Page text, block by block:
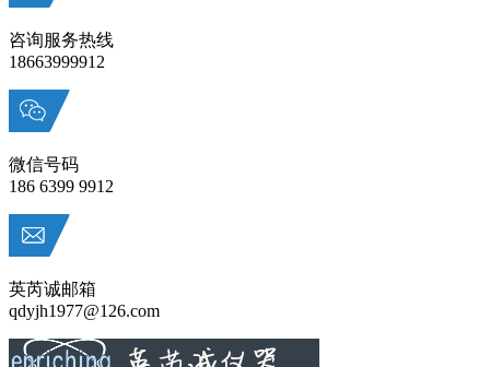
咨询服务热线
18663999912
微信号码
186 6399 9912
英芮诚邮箱
qdyjh1977@126.com